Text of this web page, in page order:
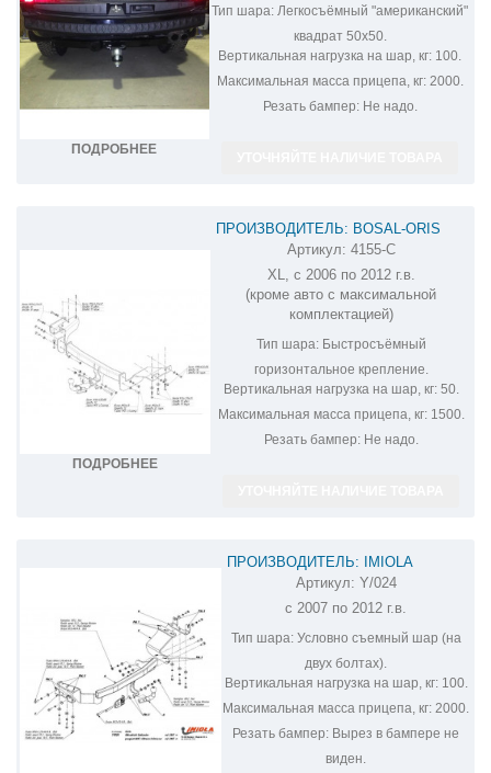
ПОДРОБНЕЕ
Тип шара: Легкосъёмный "американский"
квадрат 50х50.
Вертикальная нагрузка на шар, кг: 100.
Максимальная масса прицепа, кг:2000.
Резать бампер:Не надо.
ПОДРОБНЕЕ
ПРОИЗВОДИТЕЛЬ: BOSAL-ORIS
ФАРКОП НА MITSUBISHI OUTLANDER
XL 4155-C
Артикул: 4155-C
XL, с 2006 по 2012 г.в.
(кроме авто с максимальной
комплектацией)
Тип шара:Быстросъёмный
горизонтальное крепление.
Вертикальная нагрузка на шар, кг:50.
Максимальная масса прицепа, кг:1500.
Резать бампер:Не надо.
ПРОИЗВОДИТЕЛЬ: IMIOLA
ФАРКОП НА MITSUBISHI OUTLANDER
Y/024
Артикул: Y/024
с 2007 по 2012 г.в.
Тип шара:Условно съемный шар (на
двух болтах).
Вертикальная нагрузка на шар, кг:100.
Максимальная масса прицепа, кг: 2000.
Резать бампер: Вырез в бампере не
виден.